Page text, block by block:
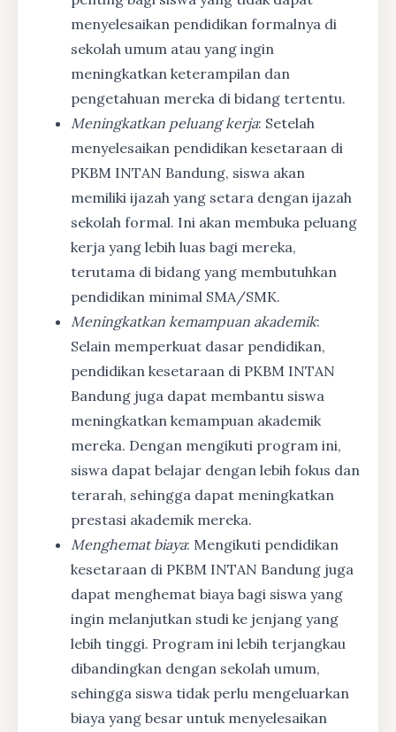
menyelesaikan pendidikan formalnya di
sekolah umum atau yang ingin
meningkatkan keterampilan dan
pengetahuan mereka di bidang tertentu.
Meningkatkan peluang kerja: Setelah
menyelesaikan pendidikan kesetaraan di
PKBM INTAN Bandung, siswa akan
memiliki ijazah yang setara dengan ijazah
sekolah formal. Ini akan membuka peluang
kerja yang lebih luas bagi mereka,
terutama di bidang yang membutuhkan
pendidikan minimal SMA/SMK.
Meningkatkan kemampuan akademik:
Selain memperkuat dasar pendidikan,
pendidikan kesetaraan di PKBM INTAN
Bandung juga dapat membantu siswa
meningkatkan kemampuan akademik
mereka. Dengan mengikuti program ini,
siswa dapat belajar dengan lebih fokus dan
terarah, sehingga dapat meningkatkan
prestasi akademik mereka.
Menghemat biaya: Mengikuti pendidikan
kesetaraan di PKBM INTAN Bandung juga
dapat menghemat biaya bagi siswa yang
ingin melanjutkan studi ke jenjang yang
lebih tinggi. Program ini lebih terjangkau
dibandingkan dengan sekolah umum,
sehingga siswa tidak perlu mengeluarkan
biaya yang besar untuk menyelesaikan